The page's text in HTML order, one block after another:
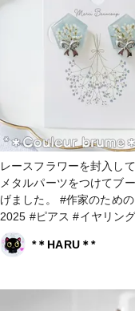
レースフラワーを封入し
メタルパーツをつけてブ
げました。 #作家のためのレジン大賞
2025 #ピアス #イヤリング #ドライフ
ラワー #レースフラワー #
まりカラー #クロコちゃん
*＊HARU＊*